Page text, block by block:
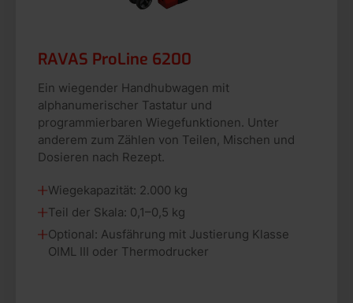
RAVAS ProLine 6200
Ein wiegender Handhubwagen mit
alphanumerischer Tastatur und
programmierbaren Wiegefunktionen. Unter
anderem zum Zählen von Teilen, Mischen und
Dosieren nach Rezept.
Wiegekapazität: 2.000 kg
Teil der Skala: 0,1–0,5 kg
Optional: Ausfährung mit Justierung Klasse
OIML III oder Thermodrucker